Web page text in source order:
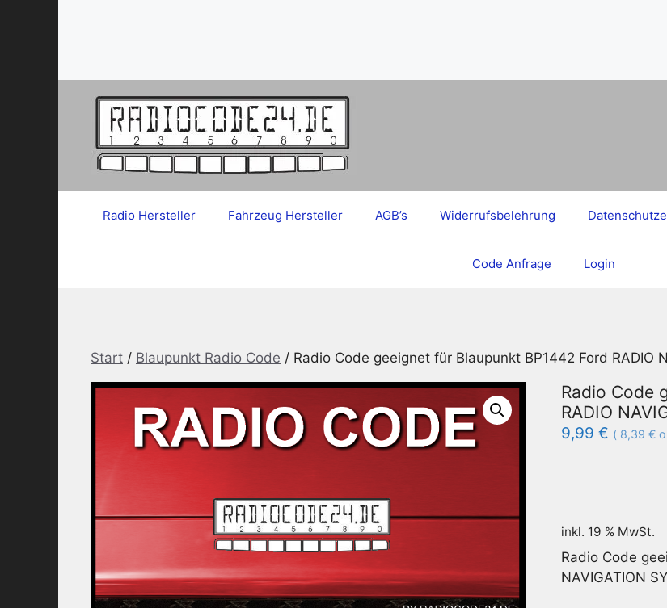
Radio Hersteller Fahrzeug Hersteller AGB’s Widerrufsbelehrung
Code Anfrage Login
Start / Blaupunkt Radio Code / Radio Code geeignet für Blaupunkt BP1442 Ford RADIO
Radio Code
RADIO
9,99€ ( 8,39€
inkl. 19 % MwSt.
Radio Code
NAVIGATION